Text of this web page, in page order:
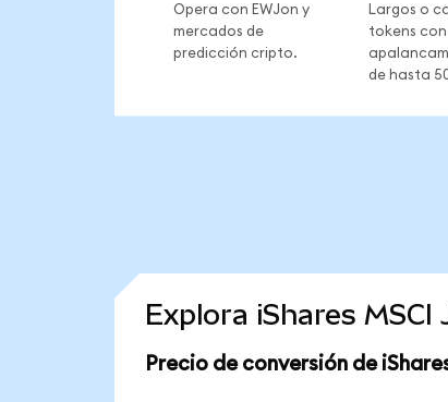
Opera con EWJon y
mercados de
predicción cripto.
Largos o
tokens con
de hasta
Explora iShares
Precio de conversión de